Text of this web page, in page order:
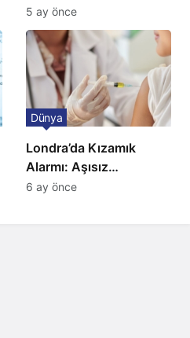
klasik yorumuyla
sahnede
5 ay önce
Londra’da Kızamık
Alarmı: Aşısız
Öğrenciler Okullardan
Dünya
6 ay önce